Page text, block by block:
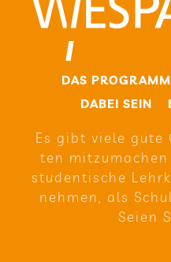
DAS PRO­GRAMM
DABEI SEIN
Es gibt viele gute
ten mit­zu­ma­chen
stu­den­ti­sche
neh­men, als
Seien